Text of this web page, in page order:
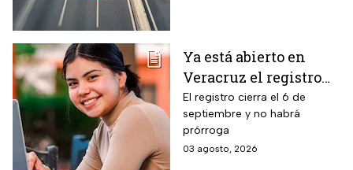
sanción de miles de pesos.
Ya está abierto en
Veracruz el registro
para becas de hasta
$3,000 pesos para
estudiantes de todos
los niveles: fecha
El registro cierra el 6 de
septiembre y no habrá
prórroga
03 agosto, 2026